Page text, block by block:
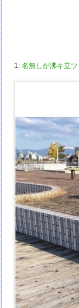
1:名無しが沸キ立ツ